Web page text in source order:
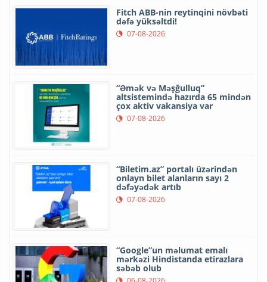
Fitch ABB-nin reytinqini növbəti
dəfə yüksəltdi!
07-08-2026
“Əmək və Məşğulluq”
altsistemində hazırda 65 mindən
çox aktiv vakansiya var
07-08-2026
“Biletim.az” portalı üzərindən
onlayn bilet alanların sayı 2
dəfəyədək artıb
07-08-2026
“Google”un məlumat emalı
mərkəzi Hindistanda etirazlara
səbəb olub